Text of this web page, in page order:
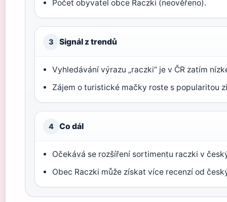
Počet obyvatel obce Raczki (neověřeno).
3 Signál z trendů
Vyhledávání výrazu „raczki“ je v ČR zatím
Zájem o turistické mačky roste s popularitou
4 Co dál
Očekává se rozšíření sortimentu raczki v
Obec Raczki může získat více recenzí od